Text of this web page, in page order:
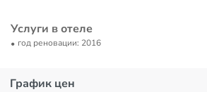
Услуги в отеле
год реновации: 2016
График цен